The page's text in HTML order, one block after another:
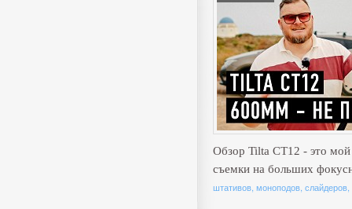
Обзор Tilta CT12 - это
съемки на больших
штативов, моноподов, слайдеров,